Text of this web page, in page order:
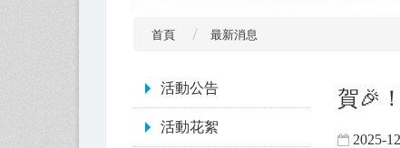
首頁 最新消息
活動公告
活動花絮
賀🎉
2025-